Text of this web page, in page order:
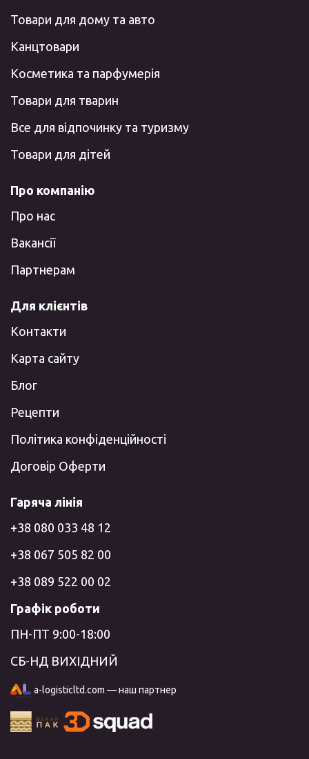
Товари для дому та авто
Канцтовари
Косметика та парфумерія
Товари для тварин
Все для відпочинку та туризму
Товари для дітей
Про компанію
Про нас
Вакансії
Партнерам
Для клієнтів
Контакти
Карта сайту
Блог
Рецепти
Політика конфіденційності
Договір Оферти
Гаряча лінія
+38 080 033 48 12
+38 067 505 82 00
+38 089 522 00 02
Графік роботи
ПН-ПТ 9:00-18:00
СБ-НД ВИХІДНИЙ
a-logisticltd.com — наш партнер